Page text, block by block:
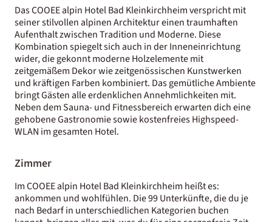
Das COOEE alpin Hotel Bad Kleinkirchheim verspricht mit
seiner stilvollen alpinen Architektur einen traumhaften
Aufenthalt zwischen Tradition und Moderne. Diese
Kombination spiegelt sich auch in der Inneneinrichtung
wider, die gekonnt moderne Holzelemente mit
zeitgemäßem Dekor wie zeitgenössischen Kunstwerken
und kräftigen Farben kombiniert. Das gemütliche Ambiente
bringt Gästen alle erdenklichen Annehmlichkeiten mit.
Neben dem Sauna- und Fitnessbereich erwarten dich eine
gehobene Gastronomie sowie kostenfreies Highspeed-
WLAN im gesamten Hotel.
Zimmer
Im COOEE alpin Hotel Bad Kleinkirchheim heißt es:
ankommen und wohlfühlen. Die 99 Unterkünfte, die du je
nach Bedarf in unterschiedlichen Kategorien buchen